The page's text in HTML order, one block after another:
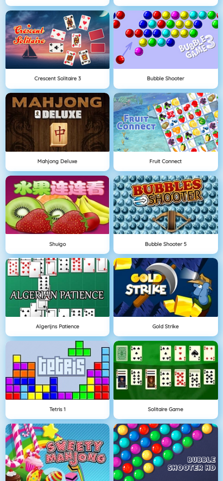
Crescent Solitaire 3 Bubble Shooter
Mahjong Deluxe Fruit Connect
Shuigo Bubble Shooter 5
Algerijns Patience Gold Strike
Tetris 1 Solitaire Game